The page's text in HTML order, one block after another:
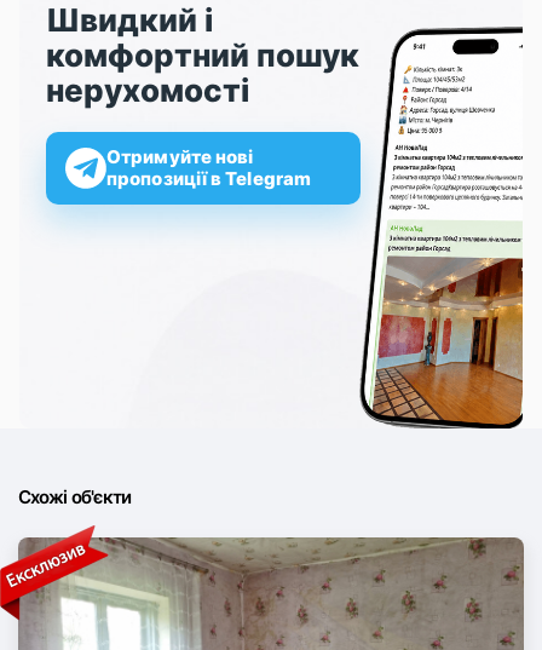
Швидкий і
комфортний пошук
нерухомості
Отримуйте нові
пропозиції в Telegram
Схожі об'єкти